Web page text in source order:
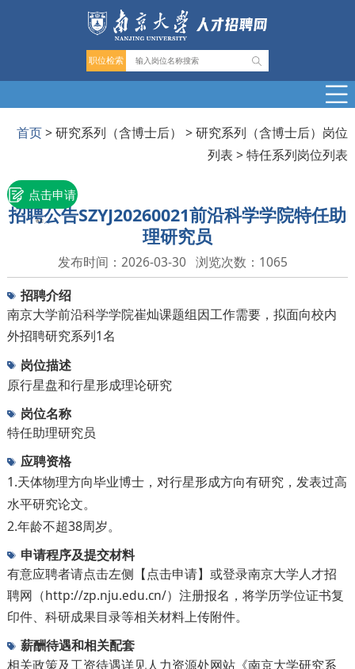
职位检索
首页>研究系列（含博士后） >研究系列（含博士后）岗位
列表 >特任系列岗位列表
点击申请
收起
招聘公告SZYJ20260021前沿科学学院特任助
理研究员
发布时间：2026-03-30 浏览次数： 1065
招聘介绍
南京大学前沿科学学院崔灿课题组因工作需要，拟面向校内
外招聘研究系列1名
岗位描述
原行星盘和行星形成理论研究
岗位名称
特任助理研究员
应聘资格
1.天体物理方向毕业博士，对行星形成方向有研究，发表过高
水平研究论文。
2.年龄不超38周岁。
申请程序及提交材料
有意应聘者请点击左侧【点击申请】或登录南京大学人才招
聘网（http://zp.nju.edu.cn/）注册报名，将学历学位证书复
印件、科研成果目录等相关材料上传附件。
薪酬待遇和相关配套
相关政策及工资待遇详见人力资源处网站《南京大学研究系